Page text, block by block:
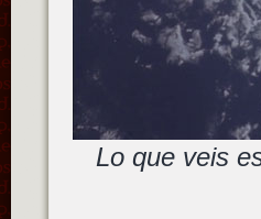
Lo que veis